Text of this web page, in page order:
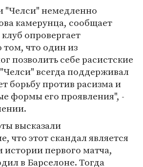
"Челси" немедленно
камерунца, сообщает
опровергает
что один из
позволить себе расистские
всегда поддерживал
борьбу против расизма и
формы его проявления", -
высказали
что этот скандал является
первого матча,
в Барселоне. Тогда